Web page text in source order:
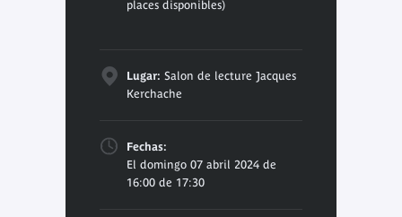
places disponibles)
Lugar: Salon de lecture Jacques
Kerchache
Fechas:
El domingo 07 abril 2024 de
16:00 de 17:30